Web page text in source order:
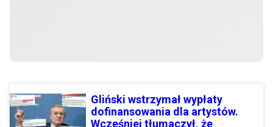
Gliński wstrzymał wypłaty
dofinansowania dla artystów.
Wcześniej tłumaczył, że